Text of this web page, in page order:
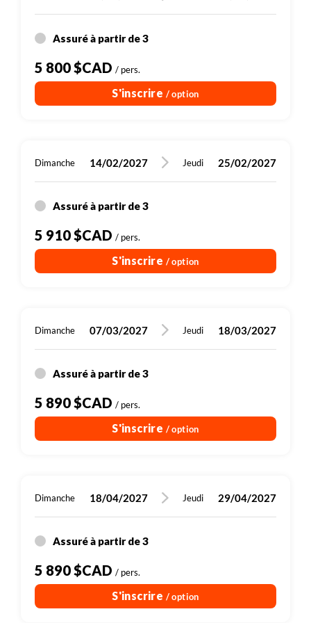
météo et/ou de l'état du terrain, ils peuvent varier, en
plus comme en moins. La difficulté des activités et des
randonnées varie fortement en fonction de la météo
(chaleur et humidité).
Les impératifs locaux (retard de bus, fêtes et jours fériés,
jours de départ des bateaux, intempéries, etc) peuvent
Assuré à partir de 3
5 800 $CAD / pers.
S'inscrire / option
Dimanche 14/02/2027 Jeudi 25/02/2027
Assuré à partir de 3
5 910 $CAD / pers.
S'inscrire / option
Dimanche 07/03/2027 Jeudi 18/03/2027
Assuré à partir de 3
5 890 $CAD / pers.
S'inscrire / option
Dimanche 18/04/2027 Jeudi 29/04/2027
Assuré à partir de 3
5 890 $CAD / pers.
S'inscrire / option